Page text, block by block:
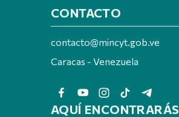
CONTACTO
contacto@mincyt.gob.ve
Caracas - Venezuela
AQUÍ ENCONTRARÁS